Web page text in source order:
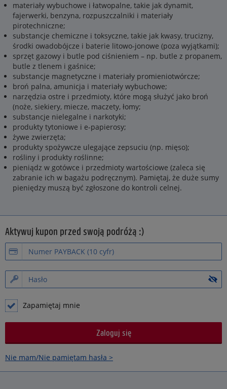
materiały wybuchowe i łatwopalne, takie jak dynamit,
fajerwerki, benzyna, rozpuszczalniki i materiały
pirotechniczne;
substancje chemiczne i toksyczne, takie jak kwasy, trucizny,
środki owadobójcze i baterie litowo-jonowe (poza wyjątkami);
sprzęt gazowy i butle pod ciśnieniem – np. butle z propanem,
butle z tlenem i gaśnice;
substancje magnetyczne i materiały promieniotwórcze;
broń palna, amunicja i materiały wybuchowe;
narzędzia ostre i przedmioty, które mogą służyć jako broń
(noże, siekiery, miecze, maczety, łomy;
substancje nielegalne i narkotyki;
produkty tytoniowe i e-papierosy;
żywe zwierzęta;
produkty spożywcze ulegające zepsuciu (np. mięso);
rośliny i produkty roślinne;
pieniądz w gotówce i przedmioty wartościowe (zaleca się
zabranie ich w bagażu podręcznym). Pamiętaj, że duże sumy
pieniędzy muszą być zgłoszone do kontroli celnej.
Aktywuj kupon przed swoją podróżą :)
Zapamiętaj mnie
Nie mam/Nie pamiętam hasła >